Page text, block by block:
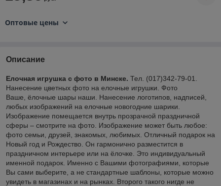
Оптовые цены
Описание
Елочная игрушка с фото в Минске. Тел. (017)342-79-01.
Нанесение цветных фото на елочные игрушки. Фото
Ваше, ёлочные шары наши. Нанесение логотипов, надписей,
любых изображений на елочные новогодние шарики.
Изображение помещается внутрь прозрачной праздничной
сферы – смотрите на фото. Изображение может быть любое:
фото семьи, друзей, знакомых, любимых. Отличный подарок на
Новый год и Рождество. Он гармонично разместится в
праздничном интерьере или на ёлочке. Это индивидуальный
именной подарок. Именно с Вашими фотографиями, которые
Вы сами выберите, а не стандартные шаблоны, которые можно
увидеть в магазинах и на рынках. Второго такого нигде не